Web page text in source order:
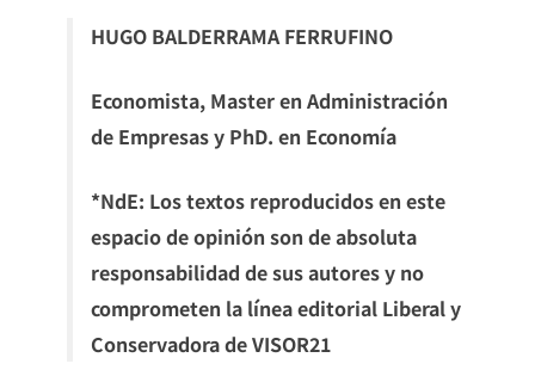
HUGO BALDERRAMA FERRUFINO
Economista, Master en Administración
de Empresas y PhD. en Economía
*NdE: Los textos reproducidos en este
espacio de opinión son de absoluta
responsabilidad de sus autores y no
comprometen la línea editorial Liberal y
Conservadora de VISOR21